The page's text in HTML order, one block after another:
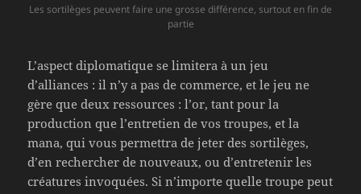
Les sortilèges peuvent faire une grosse différence, surtout en fin de
partie
L’aspect diplomatique se limitera à un jeu
d’alliances : il n’y a pas de commerce, et le jeu ne
gère que deux ressources : l’or, tant pour la
production que l’entretien de vos troupes, et la
mana, qui vous permettra de jeter des sortilèges,
d’en rechercher de nouveaux, ou d’entretenir les
créatures invoquées. Si n’importe quelle troupe peut